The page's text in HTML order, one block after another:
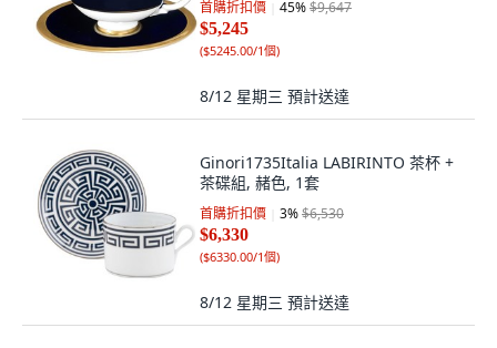
首購折扣價 45%$9,647
$5,245
($5245.00/1個)
8/12 星期三 預計送達
Ginori1735Italia LABIRINTO 茶杯 +
茶碟組, 赭色, 1套
首購折扣價 3%$6,530
$6,330
($6330.00/1個)
8/12 星期三 預計送達